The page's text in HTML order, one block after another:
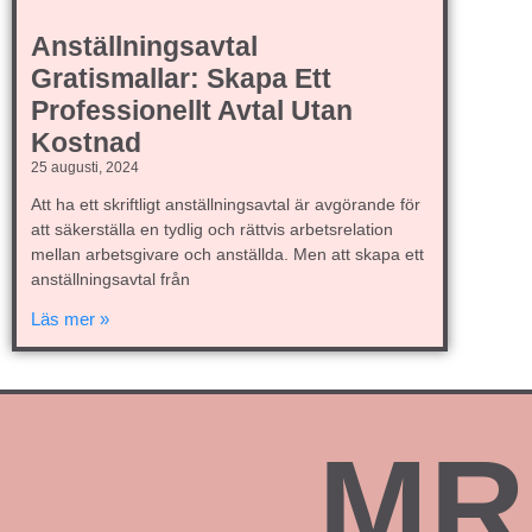
Anställningsavtal
Gratismallar: Skapa Ett
Professionellt Avtal Utan
Kostnad
25 augusti, 2024
Att ha ett skriftligt anställningsavtal är avgörande för
att säkerställa en tydlig och rättvis arbetsrelation
mellan arbetsgivare och anställda. Men att skapa ett
anställningsavtal från
Läs mer »